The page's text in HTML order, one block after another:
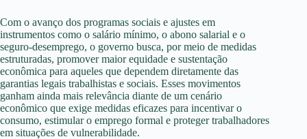
Com o avanço dos programas sociais e ajustes em
instrumentos como o salário mínimo, o abono salarial e o
seguro-desemprego, o governo busca, por meio de medidas
estruturadas, promover maior equidade e sustentação
econômica para aqueles que dependem diretamente das
garantias legais trabalhistas e sociais. Esses movimentos
ganham ainda mais relevância diante de um cenário
econômico que exige medidas eficazes para incentivar o
consumo, estimular o emprego formal e proteger trabalhadores
em situações de vulnerabilidade.